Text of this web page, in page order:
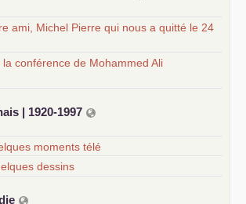
ami, Michel Pierre qui nous a quitté le 24
conférence de Mohammed Ali
| 1920-1997
moments télé
dessins